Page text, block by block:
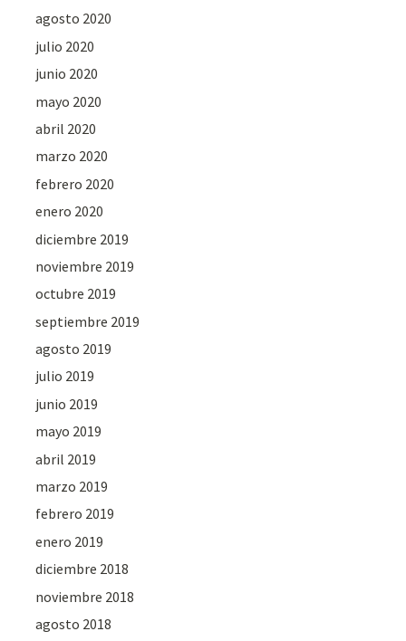
agosto 2020
julio 2020
junio 2020
mayo 2020
abril 2020
marzo 2020
febrero 2020
enero 2020
diciembre 2019
noviembre 2019
octubre 2019
septiembre 2019
agosto 2019
julio 2019
junio 2019
mayo 2019
abril 2019
marzo 2019
febrero 2019
enero 2019
diciembre 2018
noviembre 2018
agosto 2018